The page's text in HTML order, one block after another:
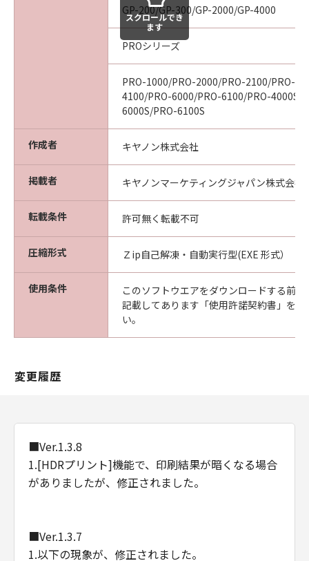
お客様は、日本国政府または関連する外国政府
ウエア」の全部または一部を、直接または間接
に輸出してはなりません。
インストールされた時点で発効し、下記(2)また
は(3)により終了されるまで有効に存続します。
(2) お客様は、「本ソフトウエア」及びその複
製物のすべてを廃棄及び消去することにより、
本契約を終了させることができます。
(3) キヤノンは、お客様が本契約のいずれかの条
項に違反した場合、直ちに本契約を終了させる
ことができます。
(4) お客様は、上記(3)による本契約の終了後直
ちに、「本ソフトウエア」及びその複製物のす
べてを廃棄及び消去するものとします。
本契約は、日本国法に準拠するものとします。
NOTICE:
consisting of "commercial computer
software" and "commercial computer
software documentation," as such terms are
used in 48 C.F.R. 12.212 (Sept 1995).
Consistent with 48 C.F.R. 12.212 and 48 C.F.R.
the Software with only those rights set forth
herein. Manufacturer is Canon Inc./30-2,
GP-200/GP-300/GP-2000/GP-4000
PROシリーズ
PRO-1000/PRO-2000/PRO-2100/PRO-
4100/PRO-6000/PRO-6100/PRO-4000S/
6000S/PRO-6100S
作成者 キヤノン株式会社
掲載者 キヤノンマーケティングジャパン株式会社
転載条件 許可無く転載不可
圧縮形式 Ｚip自己解凍・自動実行型(EXE 形式）
使用条件
このソフトウエアをダウンロードする前
記載してあります「使用許諾契約書」を
い。
スクロールでき
ます
変更履歴
■Ver.1.3.8
1.[HDRプリント]機能で、印刷結果が暗くなる場合
がありましたが、修正されました。
■Ver.1.3.7
1.以下の現象が、修正されました。